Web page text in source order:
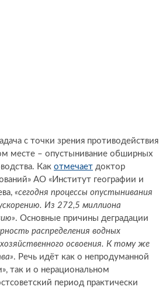
с точки зрения противодействия
месте – опустынивание обширных
Как отмечает доктор
АО «Институт географии и
«сегодня процессы опустынивания
Из 272,5 миллиона
. Основные причины деградации
распределения водных
освоения. К тому же
. Речь идёт как о непродуманной
так и о нерациональном
период практически